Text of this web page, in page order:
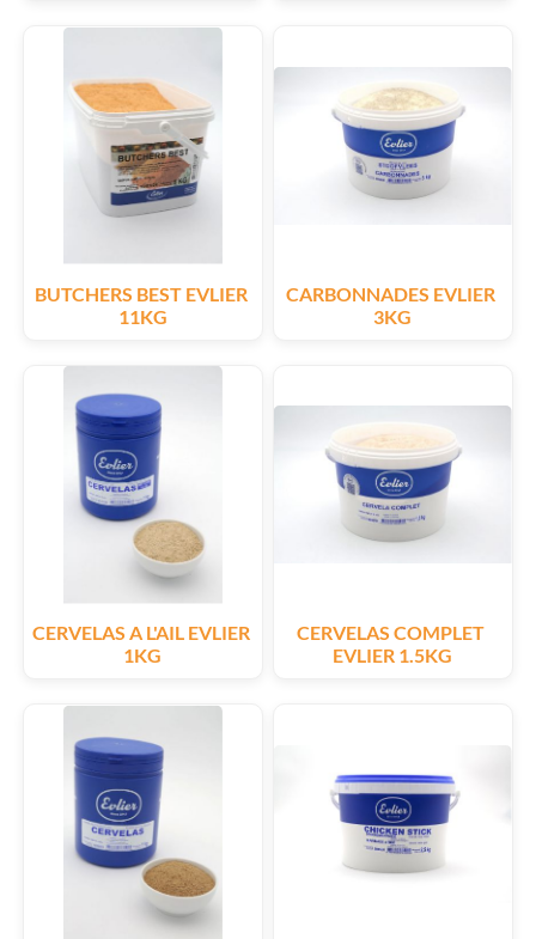
BUTCHERS BEST EVLIER
11KG
CARBONNADES EVLIER
3KG
CERVELAS A L'AIL EVLIER
1KG
CERVELAS COMPLET
EVLIER 1.5KG